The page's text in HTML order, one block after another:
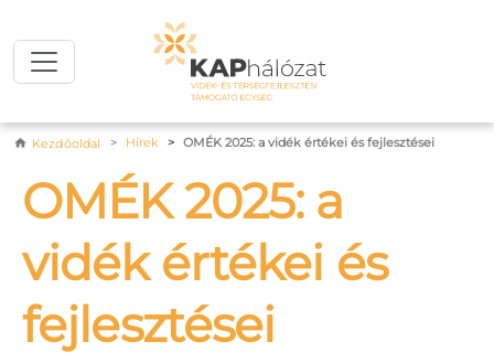
Morzsa
Kezdőoldal Hírek OMÉK 2025: a vidék értékei és fejlesztései
OMÉK 2025: a
vidék értékei és
fejlesztései